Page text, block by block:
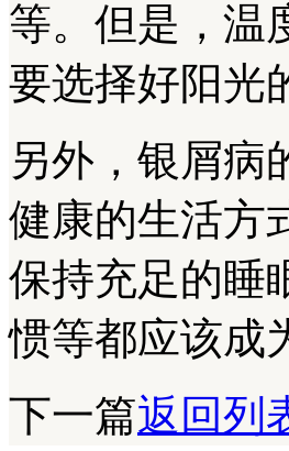
等。但是，温
要选择好阳光
另外，银屑病
健康的生活方
保持充足的睡
惯等都应该成
下一篇返回列